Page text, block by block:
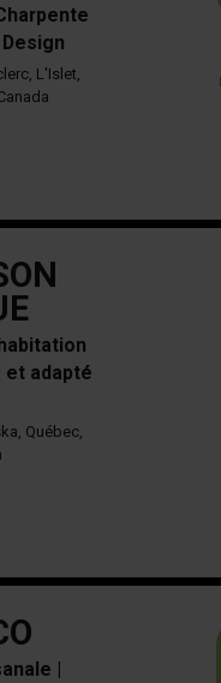
L'Islet,
et adapté
Québec,
|